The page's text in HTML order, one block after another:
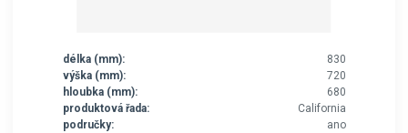
délka (mm):
830
výška (mm):
720
hloubka (mm):
680
produktová řada:
California
područky:
ano